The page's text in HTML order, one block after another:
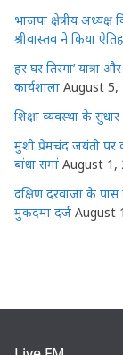
भाजपा क्षेत्रीय अध्यक्ष
श्रीवास्तव ने किया
हर घर तिरंगा’
कार्यशाला August 5,
शिक्षा व्यवस्था के
मुंशी प्रेमचंद जयंती पर
बांधा समां August 1,
दक्षिण दरवाजा के
मुकदमा दर्ज August